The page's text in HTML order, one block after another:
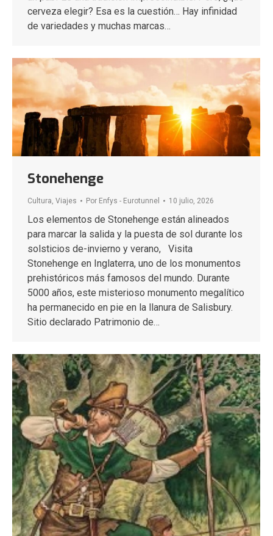
cerveza elegir? Esa es la cuestión… Hay infinidad
de variedades y muchas marcas…
Stonehenge
Cultura, Viajes Por Enfys - Eurotunnel 10 julio, 2026
Los elementos de Stonehenge están alineados
para marcar la salida y la puesta de sol durante los
solsticios de-invierno y verano, Visita
Stonehenge en Inglaterra, uno de los monumentos
prehistóricos más famosos del mundo. Durante
5000 años, este misterioso monumento megalítico
ha permanecido en pie en la llanura de Salisbury.
Sitio declarado Patrimonio de…